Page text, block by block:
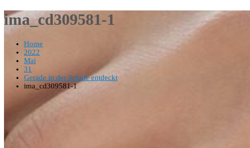
ima_cd309581-1
Home
2022
Mai
31
Gerade in der Schule entdeckt
ima_cd309581-1